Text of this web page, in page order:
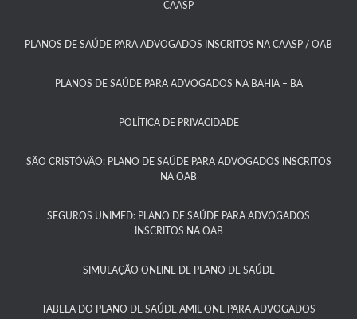
CAASP​
PLANOS DE SAÚDE PARA ADVOGADOS INSCRITOS NA CAASP / OAB
PLANOS DE SAÚDE PARA ADVOGADOS NA BAHIA – BA​
POLÍTICA DE PRIVACIDADE
SÃO CRISTÓVÃO: PLANO DE SAÚDE PARA ADVOGADOS INSCRITOS
NA OAB
SEGUROS UNIMED: PLANO DE SAÚDE PARA ADVOGADOS
INSCRITOS NA OAB
SIMULAÇÃO ONLINE DE PLANO DE SAÚDE
TABELA DO PLANO DE SAÚDE AMIL ONE PARA ADVOGADOS